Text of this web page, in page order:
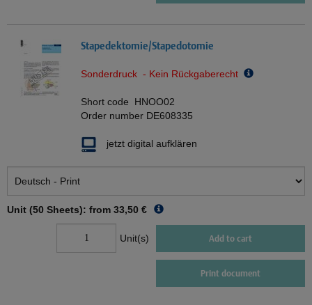
Stapedektomie/Stapedotomie
Sonderdruck - Kein Rückgaberecht
Short code HNOO02
Order number DE608335
jetzt digital aufklären
Unit (50 Sheets): from 33,50 €
Unit(s) Add to cart
Print document